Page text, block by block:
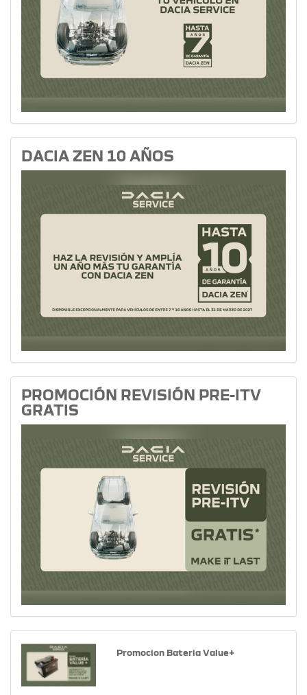
DACIA ZEN 10 AÑOS
PROMOCIÓN REVISIÓN PRE-ITV
GRATIS
Promocion Bateria Value+